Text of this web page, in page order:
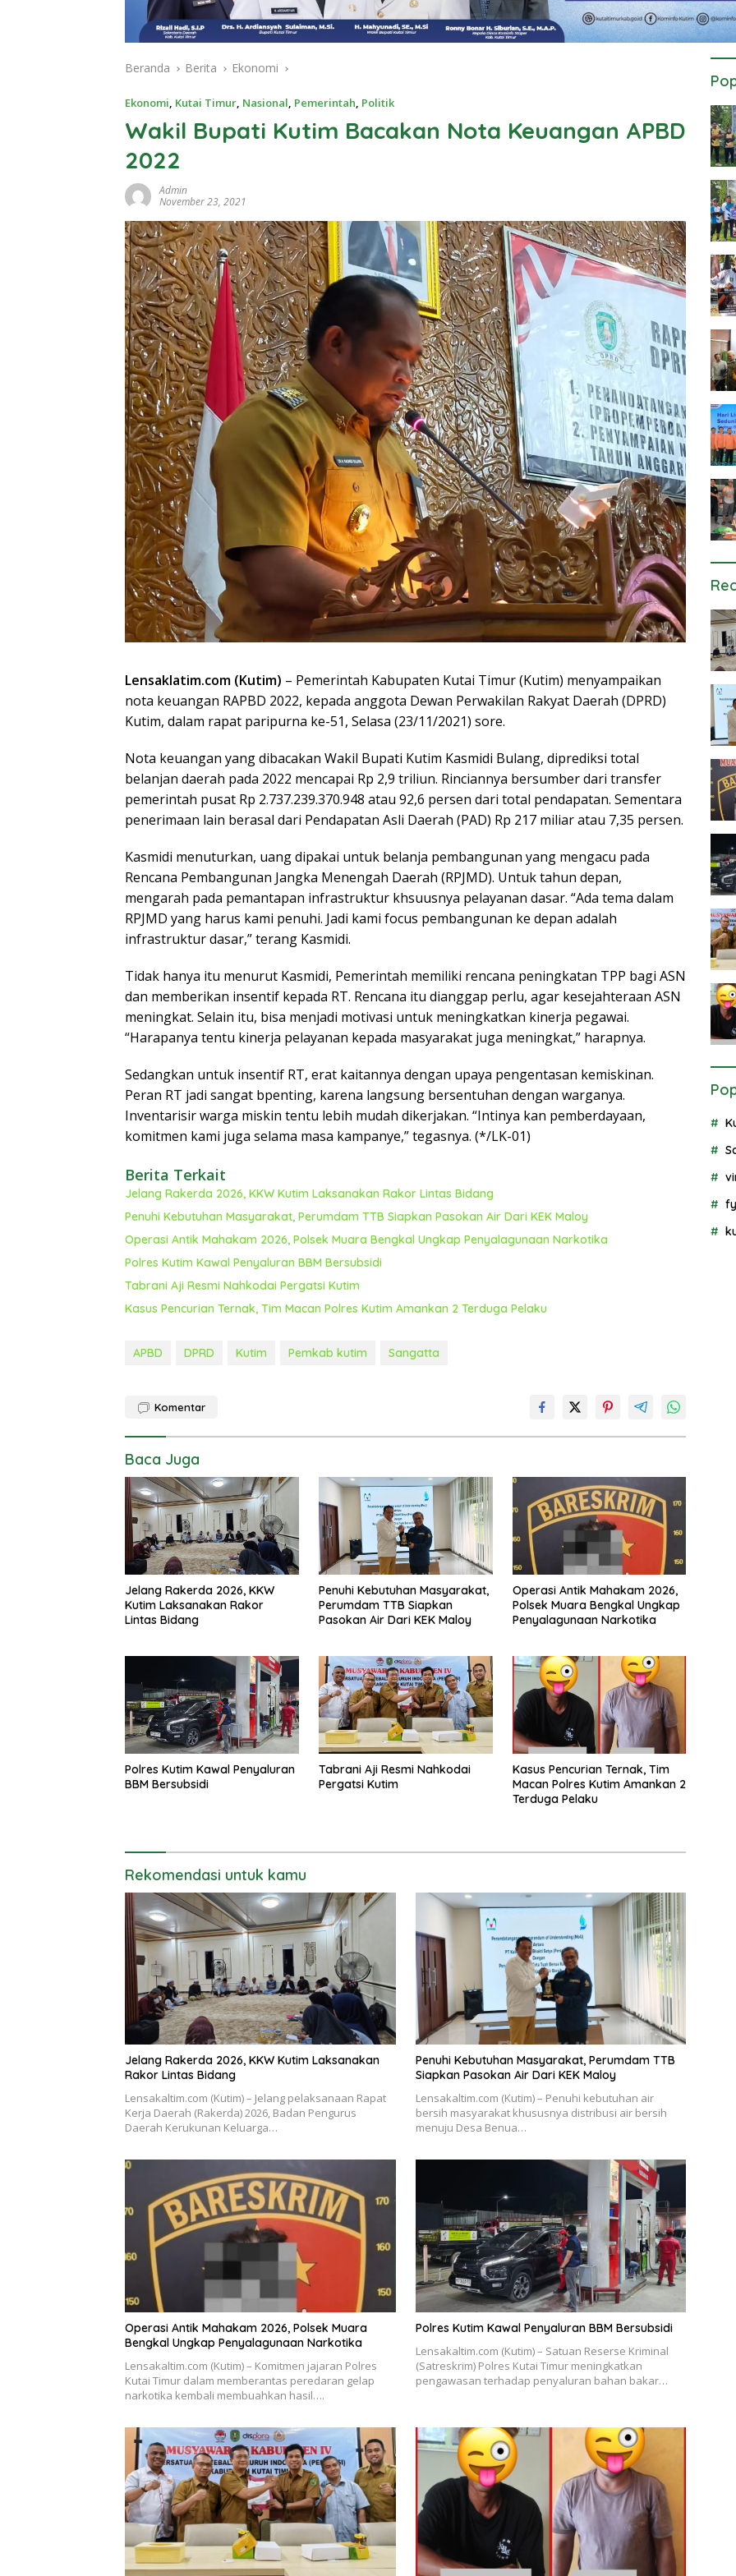
Beranda Berita Ekonomi
Ekonomi, Kutai Timur, Nasional, Pemerintah, Politik
Wakil Bupati Kutim Bacakan Nota Keuangan APBD
2022
Admin
November 23, 2021
Lensaklatim.com (Kutim) – Pemerintah Kabupaten Kutai Timur (Kutim) menyampaikan
nota keuangan RAPBD 2022, kepada anggota Dewan Perwakilan Rakyat Daerah (DPRD)
Kutim, dalam rapat paripurna ke-51, Selasa (23/11/2021) sore.
Nota keuangan yang dibacakan Wakil Bupati Kutim Kasmidi Bulang, diprediksi total
belanjan daerah pada 2022 mencapai Rp 2,9 triliun. Rinciannya bersumber dari transfer
pemerintah pusat Rp 2.737.239.370.948 atau 92,6 persen dari total pendapatan. Sementara
penerimaan lain berasal dari Pendapatan Asli Daerah (PAD) Rp 217 miliar atau 7,35 persen.
Kasmidi menuturkan, uang dipakai untuk belanja pembangunan yang mengacu pada
Rencana Pembangunan Jangka Menengah Daerah (RPJMD). Untuk tahun depan,
mengarah pada pemantapan infrastruktur khsuusnya pelayanan dasar. “Ada tema dalam
RPJMD yang harus kami penuhi. Jadi kami focus pembangunan ke depan adalah
infrastruktur dasar,” terang Kasmidi.
Tidak hanya itu menurut Kasmidi, Pemerintah memiliki rencana peningkatan TPP bagi ASN
dan memberikan insentif kepada RT. Rencana itu dianggap perlu, agar kesejahteraan ASN
meningkat. Selain itu, bisa menjadi motivasi untuk meningkatkan kinerja pegawai.
“Harapanya tentu kinerja pelayanan kepada masyarakat juga meningkat,” harapnya.
Sedangkan untuk insentif RT, erat kaitannya dengan upaya pengentasan kemiskinan.
Peran RT jadi sangat bpenting, karena langsung bersentuhan dengan warganya.
Inventarisir warga miskin tentu lebih mudah dikerjakan. “Intinya kan pemberdayaan,
komitmen kami juga selama masa kampanye,” tegasnya. (*/LK-01)
Berita Terkait
Jelang Rakerda 2026, KKW Kutim Laksanakan Rakor Lintas Bidang
Penuhi Kebutuhan Masyarakat, Perumdam TTB Siapkan Pasokan Air Dari KEK Maloy
Operasi Antik Mahakam 2026, Polsek Muara Bengkal Ungkap Penyalagunaan Narkotika
Polres Kutim Kawal Penyaluran BBM Bersubsidi
Tabrani Aji Resmi Nahkodai Pergatsi Kutim
Kasus Pencurian Ternak, Tim Macan Polres Kutim Amankan 2 Terduga Pelaku
APBD DPRD Kutim Pemkab kutim Sangatta
Komentar
Baca Juga
Jelang Rakerda 2026, KKW
Kutim Laksanakan Rakor
Lintas Bidang
Penuhi Kebutuhan Masyarakat,
Perumdam TTB Siapkan
Pasokan Air Dari KEK Maloy
Operasi Antik Mahakam 2026,
Polsek Muara Bengkal Ungkap
Penyalagunaan Narkotika
Polres Kutim Kawal Penyaluran
BBM Bersubsidi
Tabrani Aji Resmi Nahkodai
Pergatsi Kutim
Kasus Pencurian Ternak, Tim
Macan Polres Kutim Amankan 2
Terduga Pelaku
Rekomendasi untuk kamu
Jelang Rakerda 2026, KKW Kutim Laksanakan
Rakor Lintas Bidang
Lensakaltim.com (Kutim) – Jelang pelaksanaan Rapat
Kerja Daerah (Rakerda) 2026, Badan Pengurus
Daerah Kerukunan Keluarga…
Penuhi Kebutuhan Masyarakat, Perumdam TTB
Siapkan Pasokan Air Dari KEK Maloy
Lensakaltim.com (Kutim) – Penuhi kebutuhan air
bersih masyarakat khususnya distribusi air bersih
menuju Desa Benua…
Operasi Antik Mahakam 2026, Polsek Muara
Bengkal Ungkap Penyalagunaan Narkotika
Lensakaltim.com (Kutim) – Komitmen jajaran Polres
Kutai Timur dalam memberantas peredaran gelap
narkotika kembali membuahkan hasil….
Polres Kutim Kawal Penyaluran BBM Bersubsidi
Lensakaltim.com (Kutim) – Satuan Reserse Kriminal
(Satreskrim) Polres Kutai Timur meningkatkan
pengawasan terhadap penyaluran bahan bakar…